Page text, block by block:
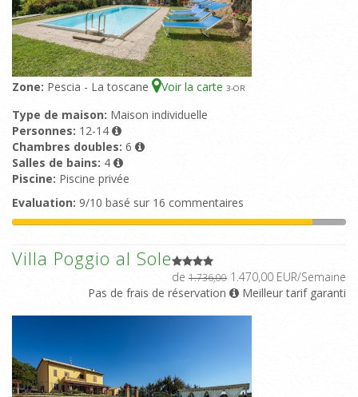
Zone: Pescia - La toscane Voir la carte 3-OR
Type de maison: Maison individuelle
Personnes: 12-14
Chambres doubles: 6
Salles de bains: 4
Piscine: Piscine privée
Evaluation: 9/10 basé sur 16 commentaires
Villa Poggio al Sole
de 1.736,00 1.470,00 EUR/Semaine
Pas de frais de réservation
Meilleur tarif garanti